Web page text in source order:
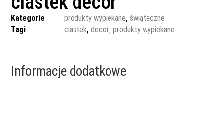
Kategorie produkty wypiekane,świąteczne
Tagi
ciastek,decor,produkty wypiekane
Informacje dodatkowe